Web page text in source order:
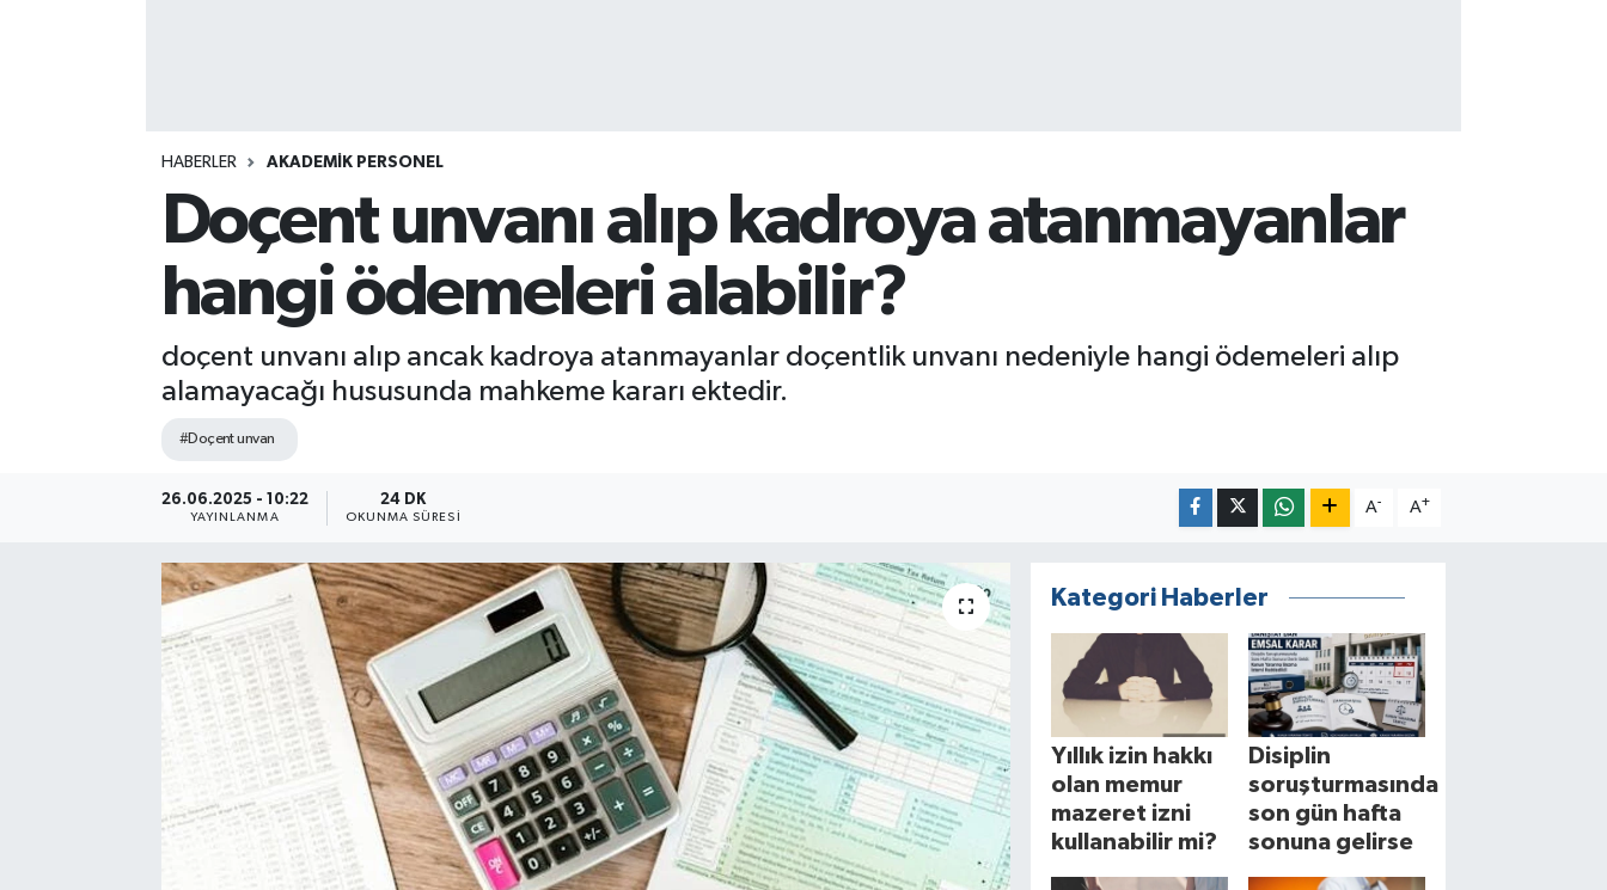
HABERLER AKADEMİK PERSONEL
Doçent unvanı alıp kadroya atanmayanlar
hangi ödemeleri alabilir?
doçent unvanı alıp ancak kadroya atanmayanlar doçentlik unvanı nedeniyle hangi ödemeleri alıp
alamayacağı hususunda mahkeme kararı ektedir.
#Doçent unvan
26.06.2025 - 10:22
YAYINLANMA
24 DK
OKUNMA SÜRESI
A- A+
Kategori Haberler
Yıllık izin hakkı
olan memur
mazeret izni
kullanabilir mi?
Disiplin
soruşturmasında
son gün hafta
sonuna gelirse